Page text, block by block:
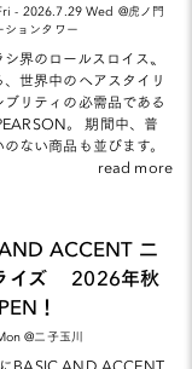
- 2026.7.29 Wed @虎ノ門
ションタワー
シ界のロールスロイス〟
、世界中のヘアスタイリ
リティの必需品である
。 期間中、普
ない商品も並びます。
read more
ACCENT 二
イズ 2026年秋
！
@二子玉川